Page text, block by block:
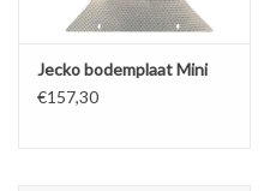
Jecko bodemplaat Mini
€157,30